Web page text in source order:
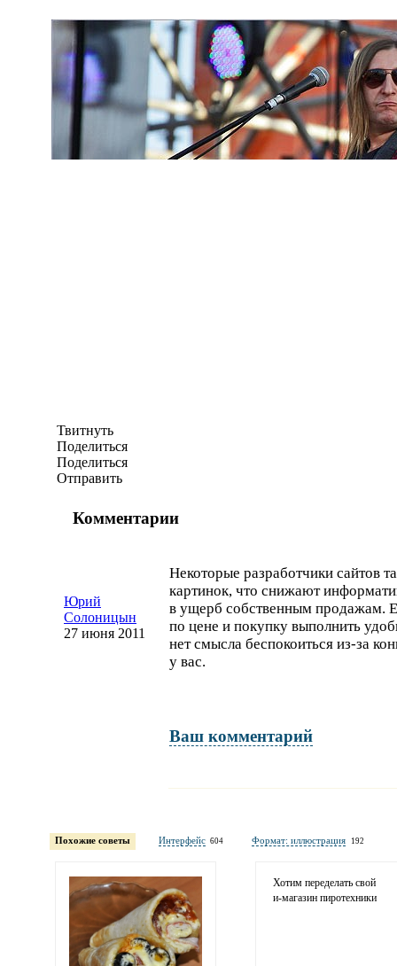
Твитнуть
Поделиться
Поделиться
Отправить
Комментарии
Юрий
Солоницын
27 июня 2011
Некоторые разработчики сайтов
картинок, что снижают
в ущерб собственным продажам.
по цене и покупку выполнить
нет смысла беспокоиться из-за
у вас.
Ваш комментарий
обязательны полностью для публикации
Электронная
Похожие советы Интерфейс 604 Формат: иллюстрация 192
Хотим переделать свой
и-магазинпиротехники